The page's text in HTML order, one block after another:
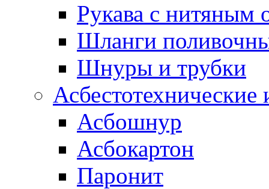
Рукава с нитяным
Шланги
Шнуры и трубки
Асбестотехнические
Асбошнур
Асбокартон
Паронит